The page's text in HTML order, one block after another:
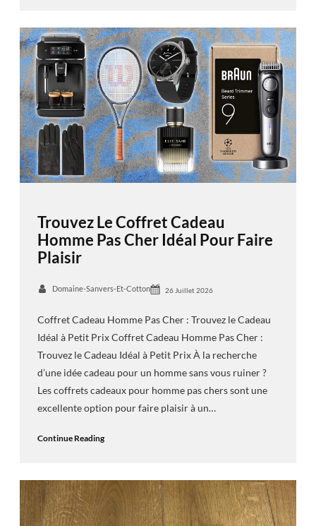
Trouvez Le Coffret Cadeau
Homme Pas Cher Idéal Pour Faire
Plaisir
Domaine-Sanvers-Et-Cotton 26 Juillet 2026
Coffret Cadeau Homme Pas Cher : Trouvez le Cadeau
Idéal à Petit Prix Coffret Cadeau Homme Pas Cher :
Trouvez le Cadeau Idéal à Petit Prix À la recherche
d’une idée cadeau pour un homme sans vous ruiner ?
Les coffrets cadeaux pour homme pas chers sont une
excellente option pour faire plaisir à un…
Continue Reading